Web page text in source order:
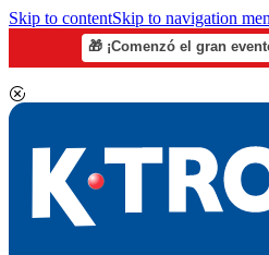
Skip to contentSkip to navigation
🎁 ¡Comenzó el gran